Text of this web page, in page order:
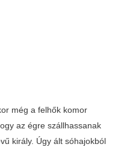
még a felhők komor
az égre szállhassanak
király. Úgy ált sóhajokból